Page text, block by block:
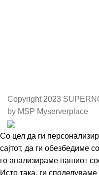
Copyright 2023
by MSP Myserverplace
Со цел да ги
сајтот, да ги обезбедиме
го анализираме нашиот
Исто така, ги